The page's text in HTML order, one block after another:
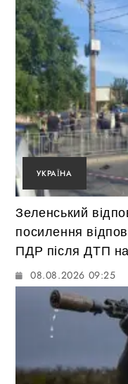
УКРАЇНА
Зеленський
посилення
ПДР після ДТП
08.08.2026 09:25